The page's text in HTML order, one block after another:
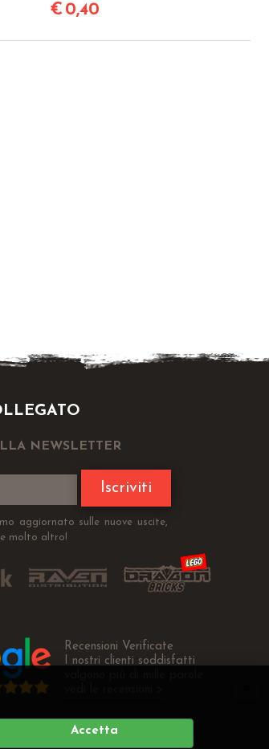
Accetta
€ 0,40
NEWSLETTER
Iscriviti
aggiornato sulle nuove uscite,
molto altro!
Recensioni Verificate
I nostri clienti soddisfatti